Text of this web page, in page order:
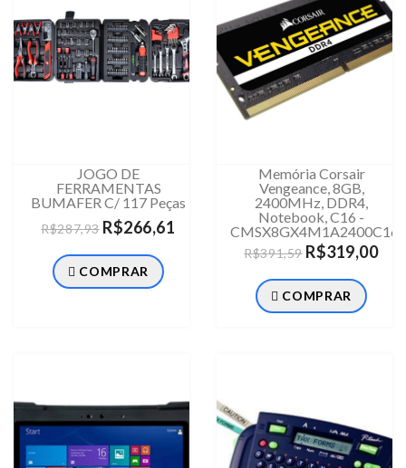
JOGO DE
FERRAMENTAS
BUMAFER C/ 117 Peças
R$287,93R$266,61
COMPRAR
Memória Corsair
Vengeance, 8GB,
2400MHz, DDR4,
Notebook, C16 -
CMSX8GX4M1A2400C16
R$391,59R$319,00
COMPRAR